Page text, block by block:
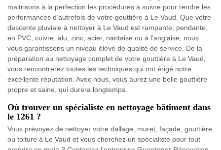
maitrisons à la perfection les procédures à suivre pour rendre les
performances d’autrefois de votre gouttière à Le Vaud. Que votre
descente pluviale à nettoyer à Le Vaud est rampante, pendante,
en PVC, cuivre, alu, zinc, acier, nantaise ou à l’anglaise, nous
vous garantissons un niveau élevé de qualité de service. De la
préparation au nettoyage complet de votre gouttière à Le Vaud,
vous rencontrerez toutes les techniques qui ont érigé notre
excellente réputation. Avec nous, vous aurez une belle gouttière
propre et saine, qui durera longtemps.
Où trouver un spécialiste en nettoyage bâtiment dans
le 1261 ?
Vous prévoyez de nettoyer votre dallage, muret, façade, gouttière
ou toiture à Le Vaud et vous cherchez un spécialiste pour tout